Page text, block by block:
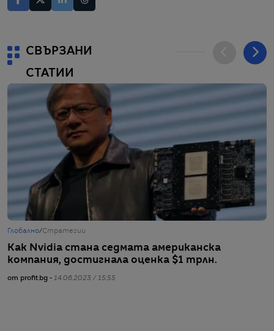
СВЪРЗАНИ
СТАТИИ
Глобално/Стратегии
Как Nvidia стана седмата американска
компания, достигнала оценка $1 трлн.
от profit.bg - 14.06.2023 / 15:55